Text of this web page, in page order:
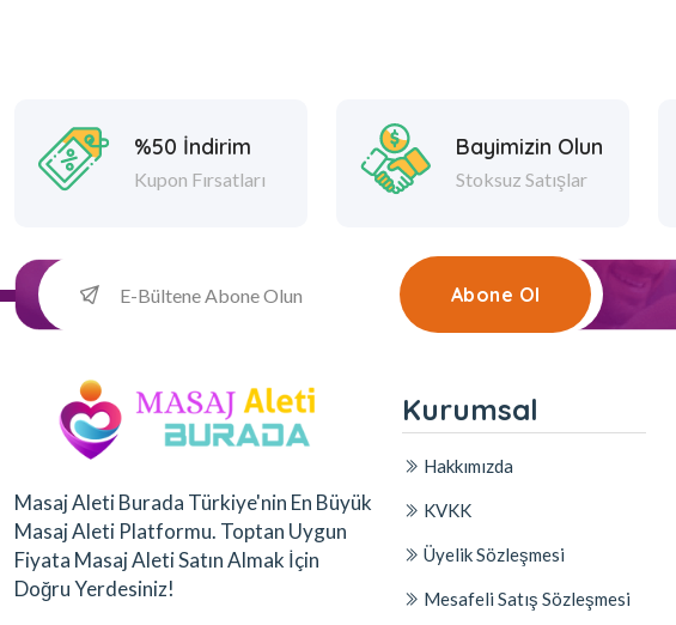
%50 İndirim
Kupon Fırsatları
Bayimizin Olun
Stoksuz Satışlar
Abone Ol
Masaj Aleti Burada Türkiye'nin En Büyük
Masaj Aleti Platformu. Toptan Uygun
Fiyata Masaj Aleti Satın Almak İçin
Doğru Yerdesiniz!
Kurumsal
Hakkımızda
KVKK
Üyelik Sözleşmesi
Mesafeli Satış Sözleşmesi